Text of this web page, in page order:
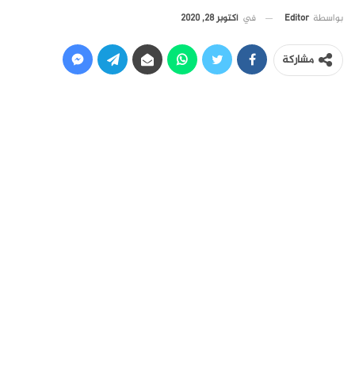
بواسطة Editor في أكتوبر 28, 2020
مشاركة